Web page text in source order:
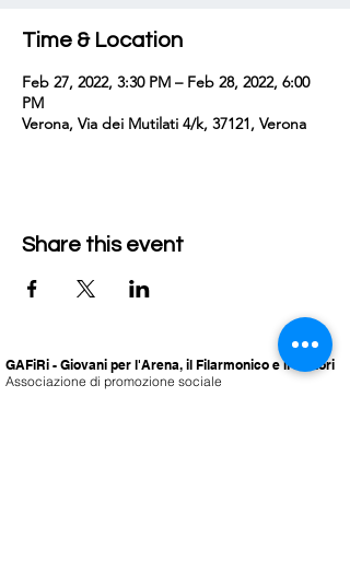
Time & Location
Feb 27, 2022, 3:30 PM – Feb 28, 2022, 6:00
PM
Verona, Via dei Mutilati 4/k, 37121, Verona
Share this event
GAFiRi - Giovani per l'Arena, il Filarmonico e il Ristori
Associazione di promozione sociale